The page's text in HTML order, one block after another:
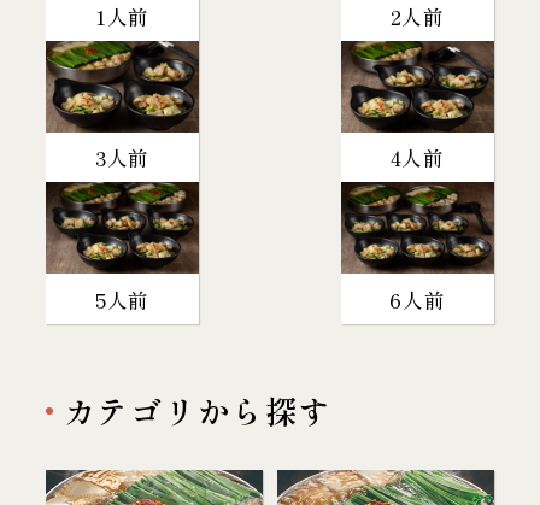
1人前 2人前
3人前 4人前
5人前 6人前
カテゴリから探す